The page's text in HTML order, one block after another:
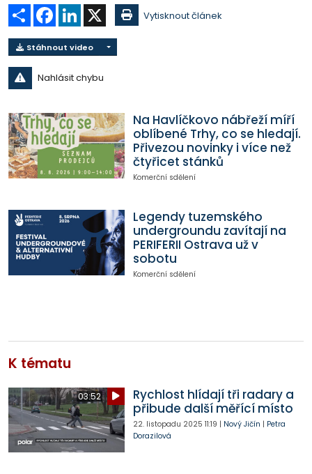
Sdílet Facebook
LinkedIn Vytisknout článek
Stáhnout video
Nahlásit chybu
Na Havlíčkovo nábřeží míří
oblíbené Trhy, co se hledají.
Přivezou novinky i více než
čtyřicet stánků
Komerční sdělení
Legendy tuzemského
undergroundu zavítají na
PERIFERII Ostrava už v
sobotu
Komerční sdělení
K tématu
03:52
Rychlost hlídají tři radary a
přibude další měřící místo
22. listopadu 2025 11:19 | Nový Jičín | Petra
Dorazilová